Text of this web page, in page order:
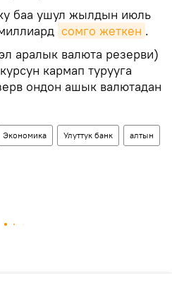
баа ушул жылдын июль
сомго жеткен .
аралык валюта резерви)
кармап турууга
ондон ашык валютадан
Экономика Улуттук банк алтын